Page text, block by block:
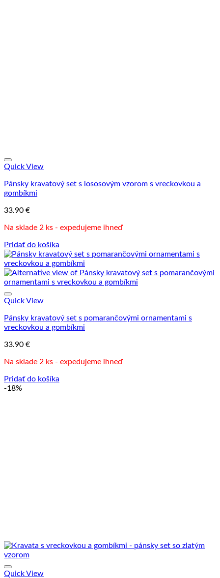
Quick View
Pánsky kravatový set s lososovým vzorom s vreckovkou a
gombíkmi
33.90 €
Na sklade 2 ks - expedujeme ihneď
Pridať do košíka
Quick View
Pánsky kravatový set s pomarančovými ornamentami s
vreckovkou a gombíkmi
33.90 €
Na sklade 2 ks - expedujeme ihneď
Pridať do košíka
-18%
Quick View